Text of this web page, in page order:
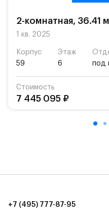
возможность посещения
Для автомобилистов —
Территория квартала
осуществляется по
2-комнатная, 36.41 м
1 кв. 2025
Корпус
59
Этаж
6
под
Стоимость
7 445 095 ₽
+7 (495) 777-87-95